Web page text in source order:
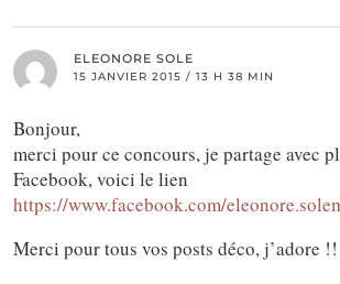
ELEONORE SOLE
15 JANVIER 2015 / 13 H 38 MIN
Bonjour,
merci pour ce concours, je partage avec
Facebook, voici le lien
https://www.facebook.com/
Merci pour tous vos posts déco, j’adore !!